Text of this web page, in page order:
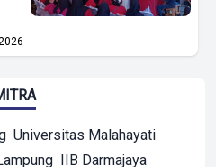
Universitas Malahayati
IIB Darmajaya